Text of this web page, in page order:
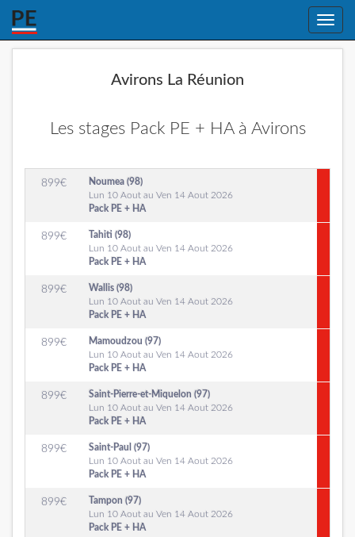
Toggle
Avirons La Réunion
Les stages Pack PE + HA à Avirons
899€
Noumea (98)
Lun 10 Aout au Ven 14 Aout 2026
Pack PE + HA
899€
Tahiti (98)
Lun 10 Aout au Ven 14 Aout 2026
Pack PE + HA
899€
Wallis (98)
Lun 10 Aout au Ven 14 Aout 2026
Pack PE + HA
899€
Mamoudzou (97)
Lun 10 Aout au Ven 14 Aout 2026
Pack PE + HA
899€
Saint-Pierre-et-Miquelon (97)
Lun 10 Aout au Ven 14 Aout 2026
Pack PE + HA
899€
Saint-Paul (97)
Lun 10 Aout au Ven 14 Aout 2026
Pack PE + HA
899€
Tampon (97)
Lun 10 Aout au Ven 14 Aout 2026
Pack PE + HA